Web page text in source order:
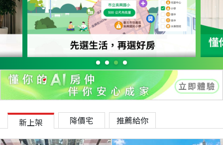
新上架 降價宅 推薦給你